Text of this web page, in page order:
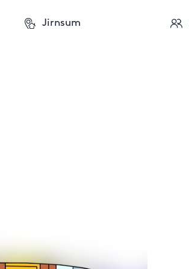
Jirnsum